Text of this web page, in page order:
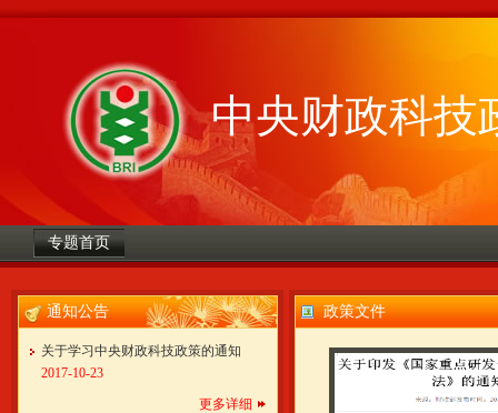
中央财政科技
专题首页
通知公告
关于学习中央财政科技政策的通知
2017-10-23
更多详细
政策文件